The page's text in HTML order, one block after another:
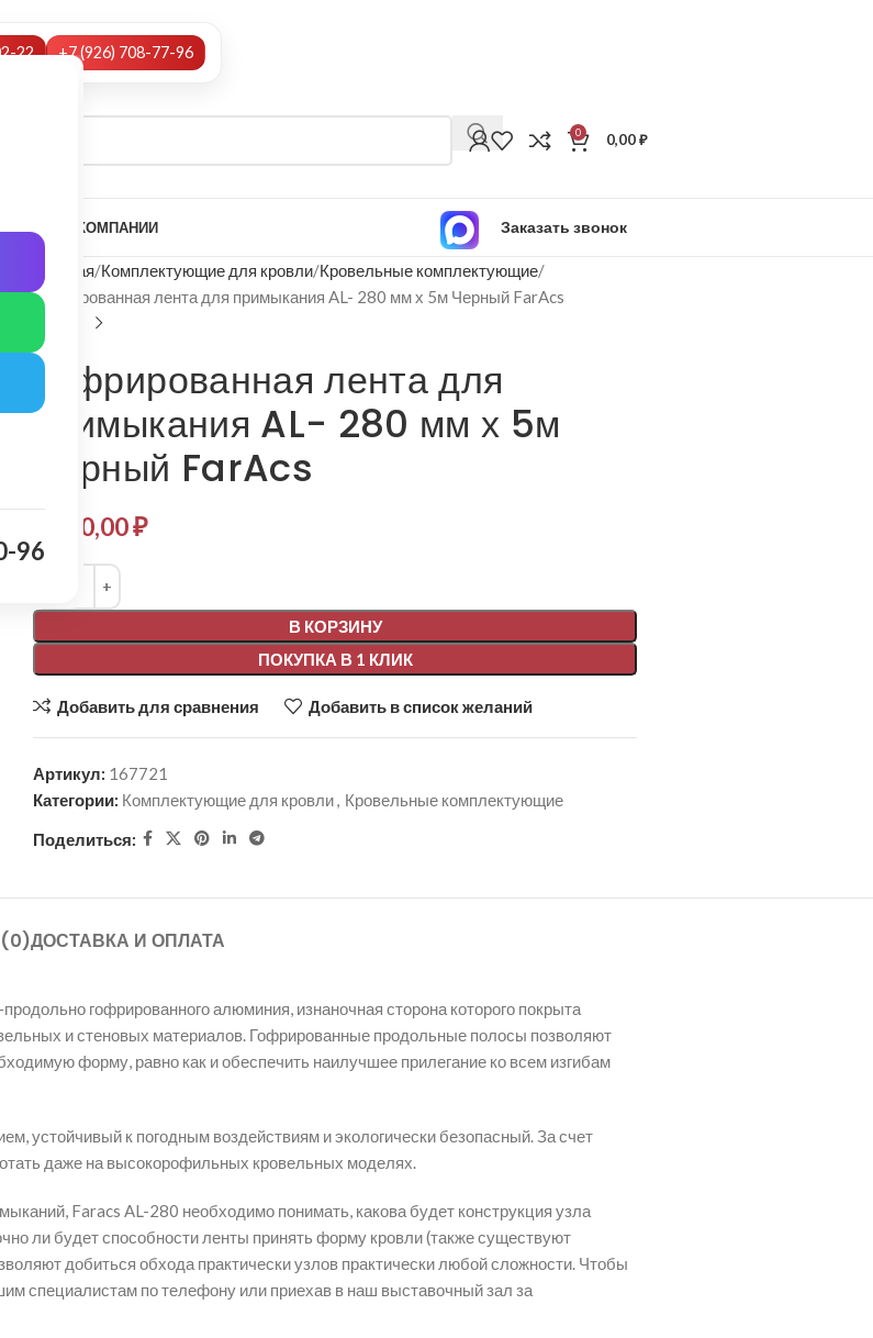
96
22 +7 (926) 708-77-96
0 0,00₽
О КОМПАНИИ Заказать звонок
Главная Комплектующие для кровли Кровельные комплектующие
Гофрированная лента для примыкания AL- 280 мм х 5м Черный FarAcs
Гофрированная лента для
примыкания AL- 280 мм х 5м
Черный FarAcs
4 980,00₽
В КОРЗИНУ
ПОКУПКА В 1 КЛИК
Alternative:
Добавить для сравнения Добавить в список желаний
Артикул: 167721
Категории: Комплектующие для кровли, Кровельные комплектующие
Поделиться:
ДОСТАВКА И ОПЛАТА
гофрированного алюминия, изнаночная сторона которого покрыта
и стеновых материалов. Гофрированные продольные полосы позволяют
форму, равно как и обеспечить наилучшее прилегание ко всем изгибам
устойчивый к погодным воздействиям и экологически безопасный. За счет
даже на высокорофильных кровельных моделях.
Faracs AL-280 необходимо понимать, какова будет конструкция узла
ли будет способности ленты принять форму кровли (также существуют
добиться обхода практически узлов практически любой сложности. Чтобы
специалистам по телефону или приехав в наш выставочный зал за